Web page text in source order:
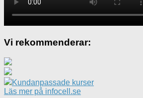
Vi rekommenderar:
Kundanpassade kurser
Läs mer på infocell.se